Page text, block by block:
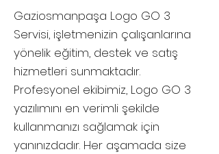
Gaziosmanpaşa Logo GO 3
Servisi, işletmenizin çalışanlarına
yönelik eğitim, destek ve satış
hizmetleri sunmaktadır.
Profesyonel ekibimiz, Logo GO 3
yazılımını en verimli şekilde
kullanmanızı sağlamak için
yanınızdadır. Her aşamada size